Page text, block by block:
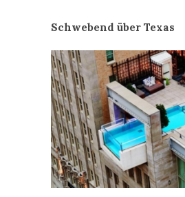
Schwebend über Texas